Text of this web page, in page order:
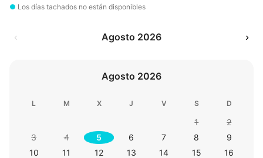
● Los días tachados no están disponibles
‹ Agosto 2026 ›
Agosto 2026
L M X J V S D
1
2
3
4 5 6 7 8
9
10
11 12 13 14 15
16